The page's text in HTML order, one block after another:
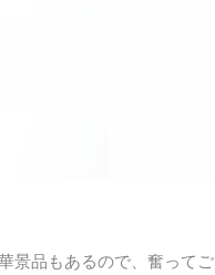
景品もあるので、奮ってご